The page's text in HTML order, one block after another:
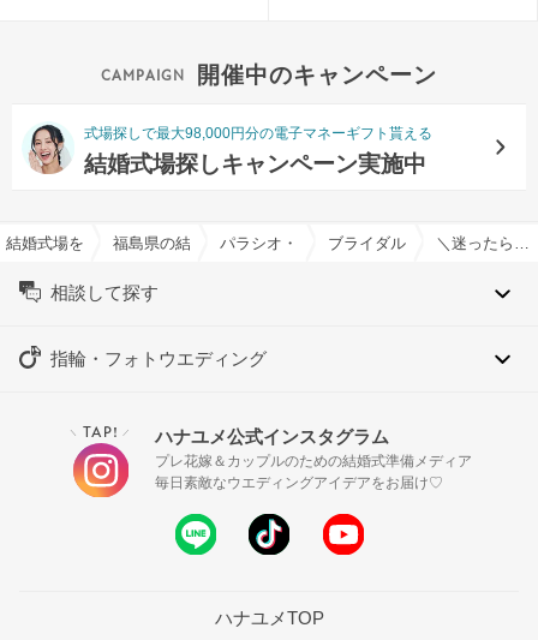
開催中のキャンペーン
式場探しで最大98,000円分の電子マネーギフト貰える
結婚式場探しキャンペーン実施中
結婚式場を探すならハナユメ
福島県の結婚式場一覧パラシオ・デ・ビアナ ベル・カーサで結婚
ブライダルフェア一覧 ＼迷ったらこちら／憧れチャペル×ドレス×試食×なんでも相談会
相談して探す
指輪・フォトウエディング
＼ TAP! ／ ハナユメ公式インスタグラム
プレ花嫁＆カップルのための結婚式準備メディア
毎日素敵なウエディングアイデアをお届け♡
ハナユメTOP